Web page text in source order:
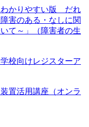
わかりやすい版 だれ
害のある・なしに関
て～」（障害者の生
校向けレジスターア
置活用講座（オンラ